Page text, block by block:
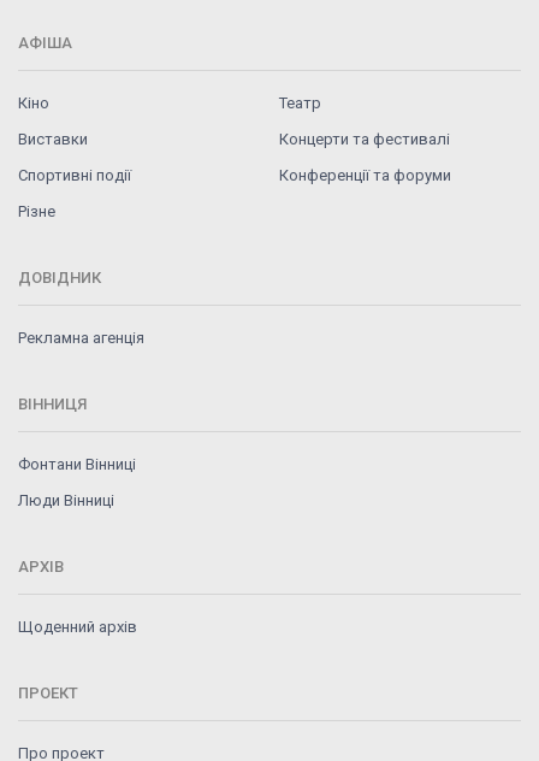
АФІША
Кіно
Театр
Виставки
Концерти та фестивалі
Спортивні події
Конференції та форуми
Різне
ДОВІДНИК
Рекламна агенція
ВІННИЦЯ
Фонтани Вінниці
Люди Вінниці
АРХІВ
Щоденний архів
ПРОЕКТ
Про проект